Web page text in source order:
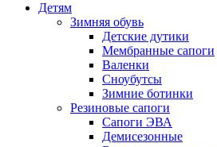
Детям
Зимняя обувь
Детские дутики
Мембранные сапоги
Валенки
Сноубутсы
Зимние ботинки
Резиновые сапоги
Сапоги ЭВА
Демисезонные